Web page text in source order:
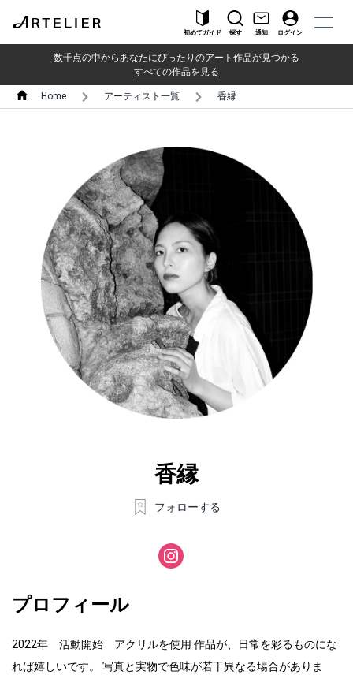
初めてガイド 探す 通知 ログイン
数千点の中からあなたにぴったりのアート作品が見つかる
すべての作品を見る
Home アーティスト一覧 香縁
香縁
フォローする
プロフィール
2022年 活動開始 アクリルを使用 作品が、日常を彩るものにな
れば嬉しいです。 写真と実物で色味が若干異なる場合がありま